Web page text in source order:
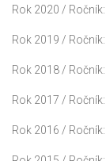
Rok 2020 / Ročník:
Rok 2019 / Ročník:
Rok 2018 / Ročník:
Rok 2017 /
Rok 2016 /